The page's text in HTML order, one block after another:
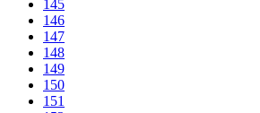
145
146
147
148
149
150
151